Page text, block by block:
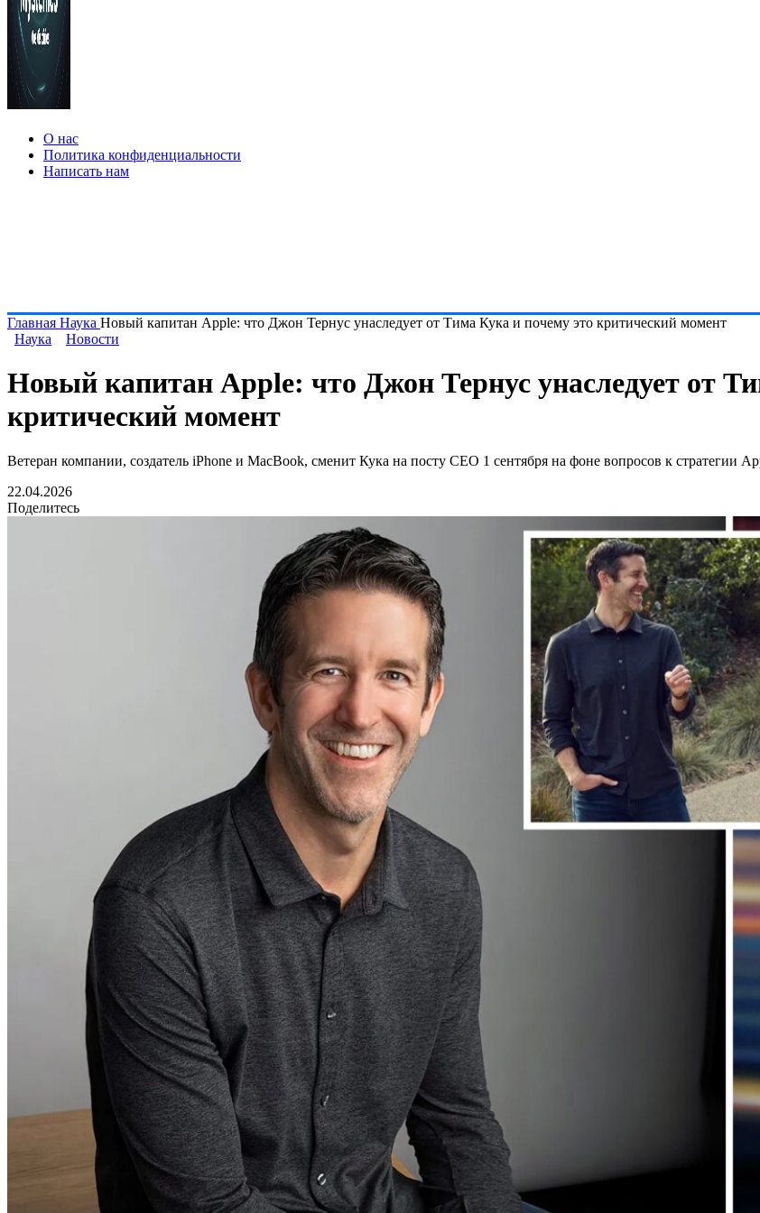
О нас
Политика конфиденциальности
Написать нам
Главная Наука Новый капитан Apple: что Джон Тернус унаследует от Тима Кука и почему это критический момент
Наука
Новости
Новый капитан Apple: что Джон Тернус унаследует от
критический момент
Ветеран компании, создатель iPhone и MacBook, сменит Кука на посту CEO 1 сентября на фоне вопросов к стратегии
22.04.2026
Поделитесь